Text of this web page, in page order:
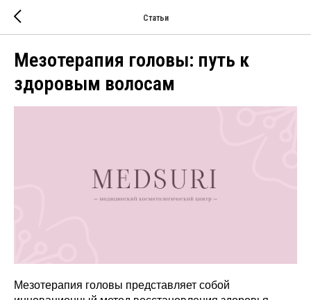
Статьи
Мезотерапия головы: путь к
здоровым волосам
Мезотерапия головы представляет собой